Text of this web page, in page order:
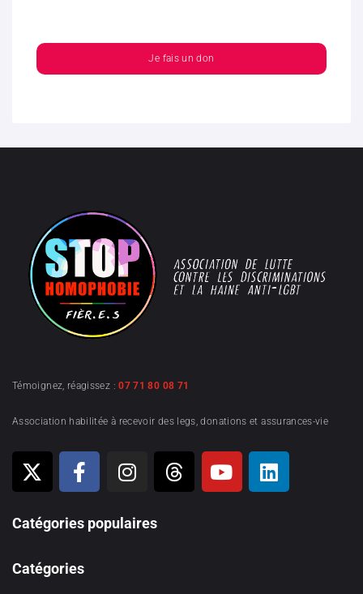
Je fais un don
Témoignez, réagissez :07 71 80 08 71
Association habilitée à recevoir des legs, donations et assurances-vie
Catégories populaires
Catégories